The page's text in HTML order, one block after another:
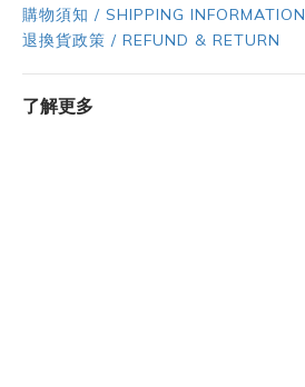
購物須知 / SHIPPING INFORMATION
退換貨政策 / REFUND & RETURN
了解更多